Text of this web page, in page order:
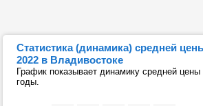
Статистика (динамика) средней
2022 в Владивостоке
График показывает динамику средней
годы.